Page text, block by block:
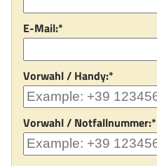
E-Mail:*
Vorwahl / Handy:*
Vorwahl / Notfallnummer:*